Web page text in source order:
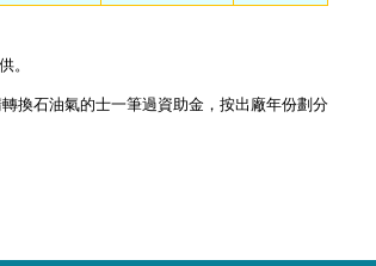
。
換石油氣的士一筆過資助金，按出廠年份劃分